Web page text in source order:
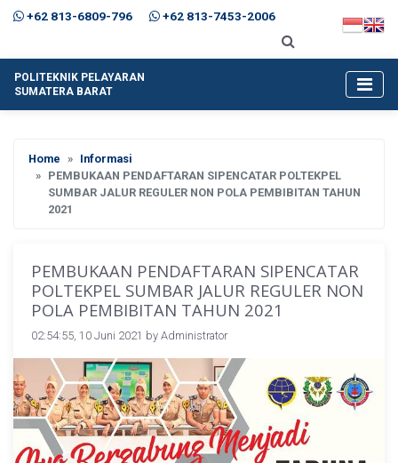
+62 813-6809-796 +62 813-7453-2006
POLITEKNIK PELAYARAN
SUMATERA BARAT
Home
Informasi
PEMBUKAAN PENDAFTARAN SIPENCATAR POLTEKPEL
SUMBAR JALUR REGULER NON POLA PEMBIBITAN TAHUN
2021
PEMBUKAAN PENDAFTARAN SIPENCATAR
POLTEKPEL SUMBAR JALUR REGULER NON
POLA PEMBIBITAN TAHUN 2021
02:54:55, 10 Juni 2021 by Administrator